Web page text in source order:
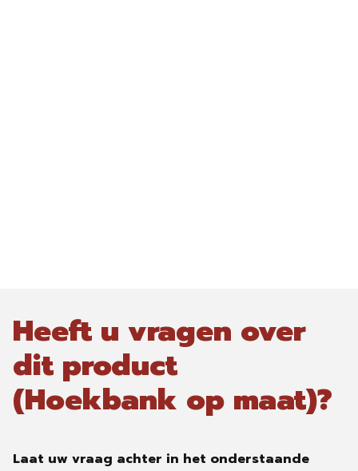
Heeft u vragen over
dit product
(Hoekbank op maat)?
Laat uw vraag achter in het onderstaande